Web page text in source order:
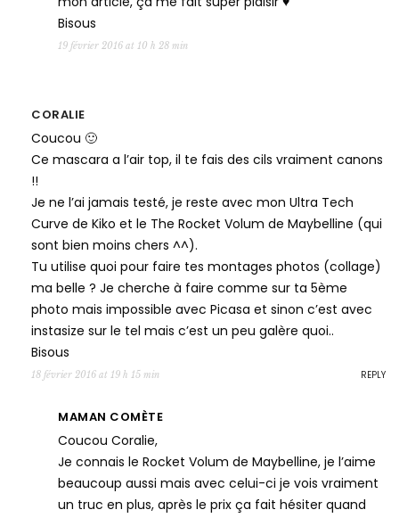
Bisous
19 février 2016 at 10 h 28 min
CORALIE
Coucou 🙂
Ce mascara a l’air top, il te fais des cils vraiment canons
!!
Je ne l’ai jamais testé, je reste avec mon Ultra Tech
Curve de Kiko et le The Rocket Volum de Maybelline (qui
sont bien moins chers ^^).
Tu utilise quoi pour faire tes montages photos (collage)
ma belle ? Je cherche à faire comme sur ta 5ème
photo mais impossible avec Picasa et sinon c’est avec
instasize sur le tel mais c’est un peu galère quoi..
Bisous
18 février 2016 at 19 h 15 min REPLY
MAMAN COMÈTE
Coucou Coralie,
Je connais le Rocket Volum de Maybelline, je l’aime
beaucoup aussi mais avec celui-ci je vois vraiment
un truc en plus, après le prix ça fait hésiter quand